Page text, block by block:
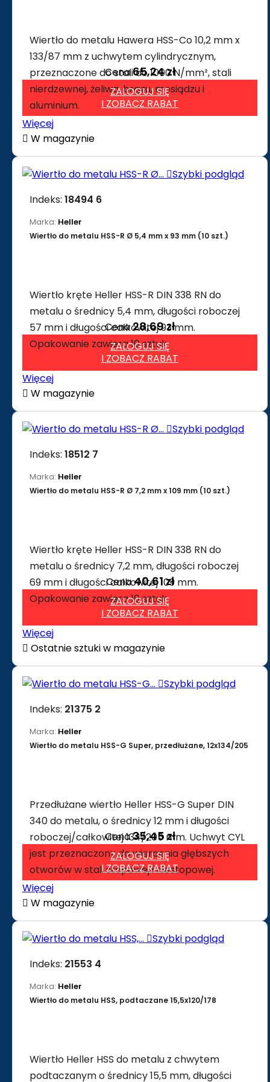
Wiertło do metalu Hawera HSS-Co 10,2 mm x
133/87 mm z uchwytem cylindrycznym,
przeznaczone do stali do 1000 N/mm², stali
nierdzewnej, żeliwa, brązu, mosiądzu i
aluminium.
Cena65,24 zł
ZALOGUJ SIĘ
I ZOBACZ RABAT
Więcej
 W magazynie
Szybki podgląd
Indeks: 18494 6
Marka: Heller
Wiertło do metalu HSS-R Ø 5,4 mm x 93 mm (10 szt.)
Wiertło kręte Heller HSS-R DIN 338 RN do
metalu o średnicy 5,4 mm, długości roboczej
57 mm i długości całkowitej 93 mm.
Opakowanie zawiera 10 sztuk.
Cena28,69 zł
ZALOGUJ SIĘ
I ZOBACZ RABAT
Więcej
 W magazynie
Szybki podgląd
Indeks: 18512 7
Marka: Heller
Wiertło do metalu HSS-R Ø 7,2 mm x 109 mm (10 szt.)
Wiertło kręte Heller HSS-R DIN 338 RN do
metalu o średnicy 7,2 mm, długości roboczej
69 mm i długości całkowitej 109 mm.
Opakowanie zawiera 10 sztuk.
Cena40,61 zł
ZALOGUJ SIĘ
I ZOBACZ RABAT
Więcej
 Ostatnie sztuki w magazynie
Szybki podgląd
Indeks: 21375 2
Marka: Heller
Wiertło do metalu HSS-G Super, przedłużane, 12x134/205
Przedłużane wiertło Heller HSS-G Super DIN
340 do metalu, o średnicy 12 mm i długości
roboczej/całkowitej 134/205 mm. Uchwyt CYL
jest przeznaczony do wiercenia głębszych
otworów w stali stopowej i niestopowej.
Cena35,45 zł
ZALOGUJ SIĘ
I ZOBACZ RABAT
Więcej
 W magazynie
Szybki podgląd
Indeks: 21553 4
Marka: Heller
Wiertło do metalu HSS, podtaczane 15,5x120/178
Wiertło Heller HSS do metalu z chwytem
podtaczanym o średnicy 15,5 mm, długości